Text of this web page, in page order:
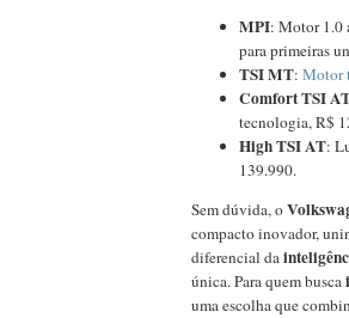
MPI: Motor 1.0
para primeiras
TSI MT: Motor
Comfort TSI
tecnologia, R$
High TSI AT:
139.990.
Sem dúvida, o
compacto inovador,
diferencial da
única. Para quem busca
uma escolha que